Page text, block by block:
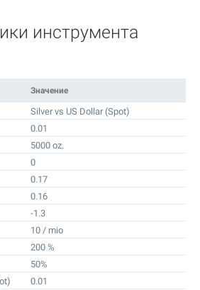
инструмента
Значение
Silver vs US Dollar (Spot)
0.01
5000 oz.
0
0.17
0.16
-1.3
10 / mio
200 %
50%
0.01